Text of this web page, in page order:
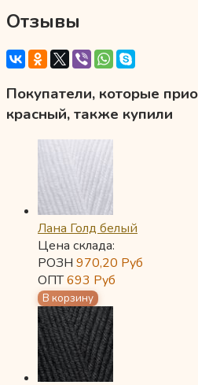
Отзывы
Покупатели, которые
красный, также купили
Лана Голд белый
Цена склада:
РОЗН 970,20 Руб
ОПТ693 Руб